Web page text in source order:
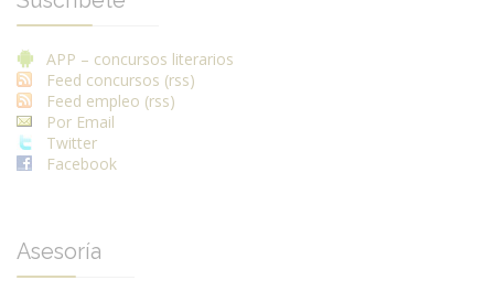
APP – concursos literarios
Feed concursos (rss)
Feed empleo (rss)
Por Email
Twitter
Facebook
Asesoría